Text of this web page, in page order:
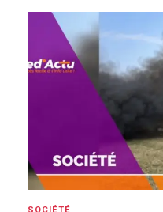
SOCIÉTÉ